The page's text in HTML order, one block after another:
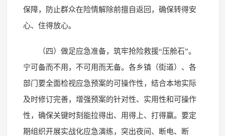
保障，防止群众在险情解除前擅自返回，确保转得安
心、住得放心。
（四）做足应急准备，筑牢抢险救援“压舱石”。
宁可备而不用，不可用而无备。各乡镇（街道）、各
部门要全面检视应急预案的可操作性，结合本地实际
及时修订完善，增强预案的针对性、实用性和可操作
性，确保关键时刻能拉得出、用得上、打得赢。要定
期组织开展实战化应急演练，突出夜间、断电、断